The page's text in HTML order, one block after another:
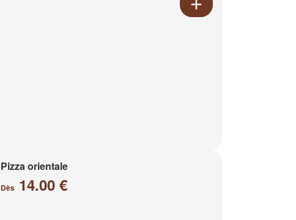
Pizza orientale
Dès 14.00 €